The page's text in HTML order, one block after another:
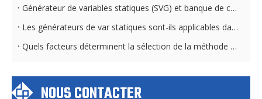
Générateur de variables statiques (SVG) et banque de condensateurs : différences clés
Les générateurs de var statiques sont-ils applicables dans toutes les industries et tous les secteurs ?
Quels facteurs déterminent la sélection de la méthode de refroidissement STATCOM
NOUS CONTACTER